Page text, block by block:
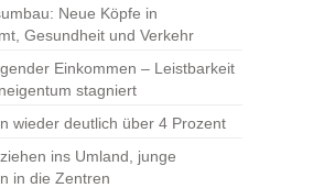
Neue Köpfe in
Gesundheit und Verkehr
Einkommen – Leistbarkeit
stagniert
wieder deutlich über 4 Prozent
ins Umland, junge
in die Zentren